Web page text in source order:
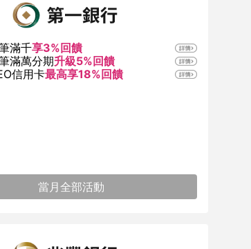
滿千享3%回饋
滿萬分期升級5%回饋
信用卡最高享18%回饋
當月全部活動